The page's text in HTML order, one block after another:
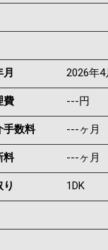
2026年4
費 ---円
手数料 ---ヶ月
料 ---ヶ月
り 1DK